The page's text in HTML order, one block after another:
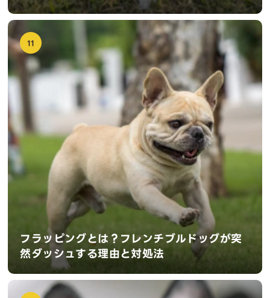
11
フラッピングとは？フレンチブルドッグが突
然ダッシュする理由と対処法